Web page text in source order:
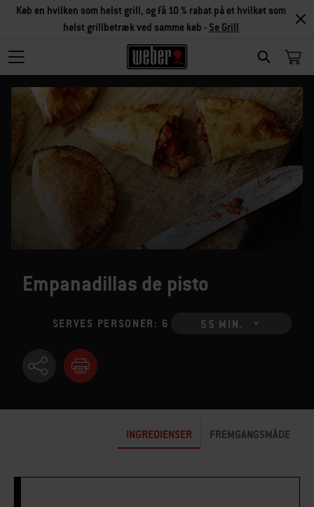
SEARCH
Køb en hvilken som helst grill, og få 10 % rabat på et hvilket som
helst grillbetræk ved samme køb - Se Grill
Empanadillas de pisto
SERVES PERSONER: 6 55 MIN.
INGREDIENSER FREMGANGSMÅDE